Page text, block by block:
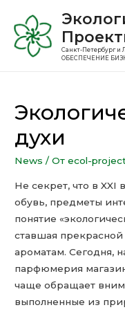
Санкт-Петербург и
ОБЕСПЕЧЕНИЕ
духи
News / От ecol-
Не секрет, что в XXI
обувь, предметы
понятие
ставшая прекрасной
ароматам.Сегодня,
парфюмерия
чаще обращает
выполненные из